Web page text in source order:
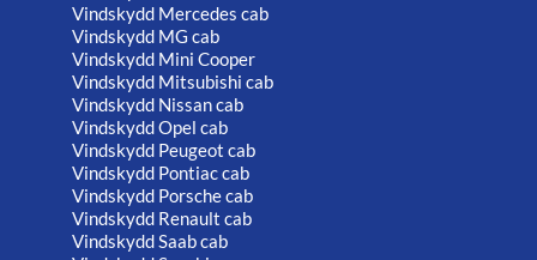
Vindskydd Mercedes cab
Vindskydd MG cab
Vindskydd Mini Cooper
Vindskydd Mitsubishi cab
Vindskydd Nissan cab
Vindskydd Opel cab
Vindskydd Peugeot cab
Vindskydd Pontiac cab
Vindskydd Porsche cab
Vindskydd Renault cab
Vindskydd Saab cab